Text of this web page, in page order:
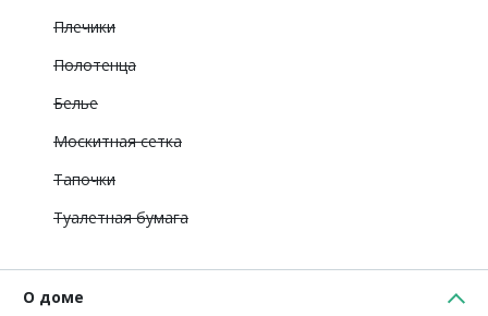
Плечики
Полотенца
Белье
Москитная сетка
Тапочки
Туалетная бумага
О доме